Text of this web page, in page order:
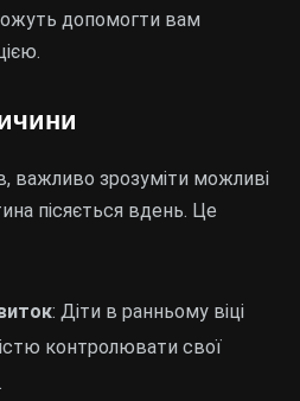
допомогти вам
важливо зрозуміти можливі
пісяється вдень. Це
: Діти в ранньому віці
контролювати свої